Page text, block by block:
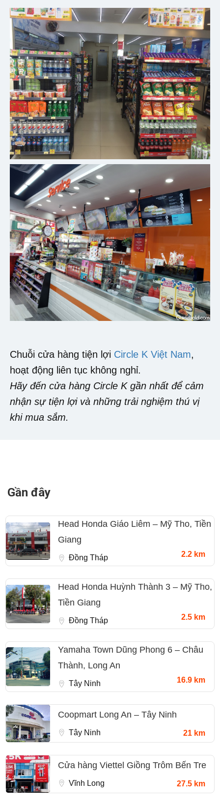
Chuỗi cửa hàng tiện lợi Circle K Việt Nam,
hoạt động liên tục không nghỉ.
Hãy đến cửa hàng Circle K gần nhất để cảm
nhận sự tiện lợi và những trải nghiệm thú vị
khi mua sắm.
Gần đây
Head Honda Giáo Liêm – Mỹ Tho, Tiền
Giang
Đồng Tháp 2.2 km
Head Honda Huỳnh Thành 3 – Mỹ Tho,
Tiền Giang
Đồng Tháp 2.5 km
Yamaha Town Dũng Phong 6 – Châu
Thành, Long An
Tây Ninh 16.9 km
Coopmart Long An – Tây Ninh
Tây Ninh 21 km
Cửa hàng Viettel Giồng Trôm Bến Tre
Vĩnh Long 27.5 km